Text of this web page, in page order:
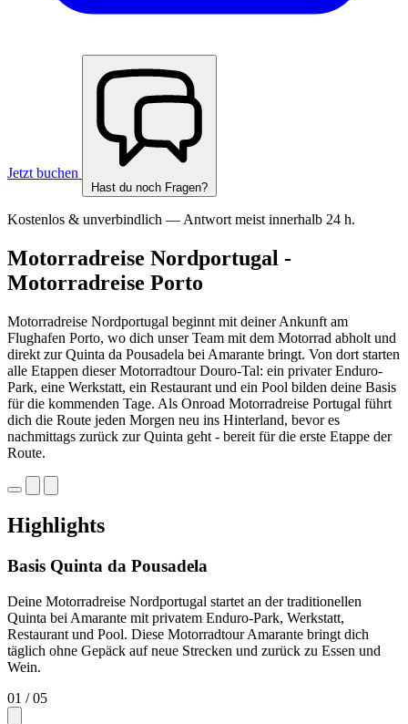
Jetzt buchen
Hast du noch Fragen?
Kostenlos & unverbindlich — Antwort meist innerhalb 24 h.
Motorradreise Nordportugal -
Motorradreise Porto
Motorradreise Nordportugal beginnt mit deiner Ankunft am
Flughafen Porto, wo dich unser Team mit dem Motorrad abholt und
direkt zur Quinta da Pousadela bei Amarante bringt. Von dort starten
alle Etappen dieser Motorradtour Douro-Tal: ein privater Enduro-
Park, eine Werkstatt, ein Restaurant und ein Pool bilden deine Basis
für die kommenden Tage. Als Onroad Motorradreise Portugal führt
dich die Route jeden Morgen neu ins Hinterland, bevor es
nachmittags zurück zur Quinta geht - bereit für die erste Etappe der
Route.
Highlights
Basis Quinta da Pousadela
Deine Motorradreise Nordportugal startet an der traditionellen
Quinta bei Amarante mit privatem Enduro-Park, Werkstatt,
Restaurant und Pool. Diese Motorradtour Amarante bringt dich
täglich ohne Gepäck auf neue Strecken und zurück zu Essen und
Wein.
01 / 05